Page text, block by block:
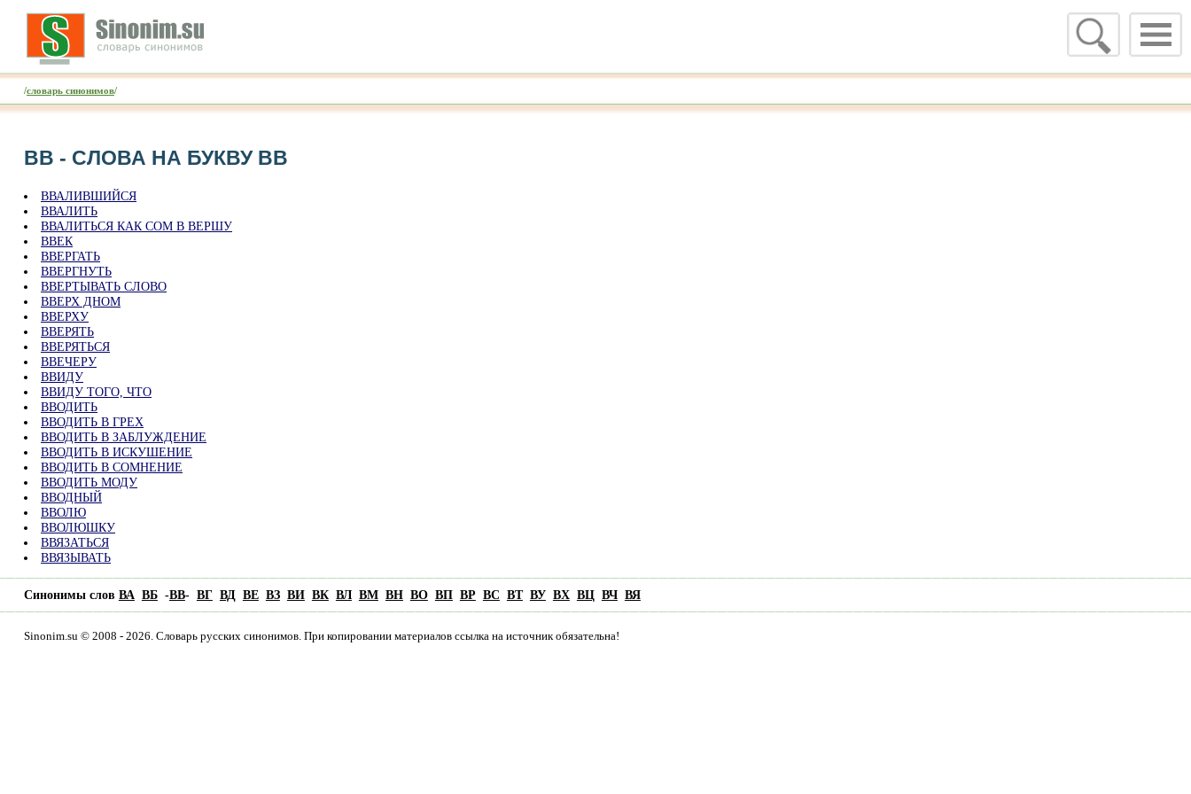
/словарь синонимов/
ВВ - CЛОВА НА БУКВУ ВВ
ВВАЛИВШИЙСЯ
ВВАЛИТЬ
ВВАЛИТЬСЯ КАК СОМ В ВЕРШУ
ВВЕК
ВВЕРГАТЬ
ВВЕРГНУТЬ
ВВЕРТЫВАТЬ СЛОВО
ВВЕРХ ДНОМ
ВВЕРХУ
ВВЕРЯТЬ
ВВЕРЯТЬСЯ
ВВЕЧЕРУ
ВВИДУ
ВВИДУ ТОГО, ЧТО
ВВОДИТЬ
ВВОДИТЬ В ГРЕХ
ВВОДИТЬ В ЗАБЛУЖДЕНИЕ
ВВОДИТЬ В ИСКУШЕНИЕ
ВВОДИТЬ В СОМНЕНИЕ
ВВОДИТЬ МОДУ
ВВОДНЫЙ
ВВОЛЮ
ВВОЛЮШКУ
ВВЯЗАТЬСЯ
ВВЯЗЫВАТЬ
Синонимы слов ВА ВБ-ВВ- ВГ ВД ВЕ ВЗ ВИ ВК ВЛ ВМ ВН ВО ВП ВР ВС ВТ ВУ ВХ ВЦ ВЧ ВЯ
Sinonim.su © 2008 - 2026. Словарь русских синонимов. При копировании материалов ссылка на источник обязательна!